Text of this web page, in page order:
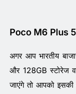
Poco M6 Plus
अगर आप भारतीय
और 128GB स्टोरेज
जाएंगे तो आपको इसकी